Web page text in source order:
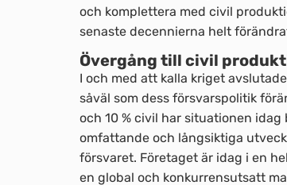
och komplettera med civil
senaste decennierna helt
Övergång till civil
I och med att kalla kriget
såväl som dess försvarspolitik
och 10 % civil har situationen
omfattande och långsiktiga
försvaret. Företaget är idag i en
en global och konkurrensutsatt